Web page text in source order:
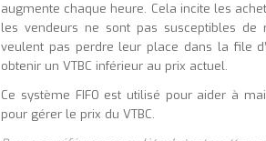
augmente chaque heure. Cela incite les
les vendeurs ne sont pas susceptibles
veulent pas perdre leur place dans la file
obtenir un VTBC inférieur au prix actuel.
Ce système FIFO est utilisé pour aider à
pour gérer le prix du VTBC.